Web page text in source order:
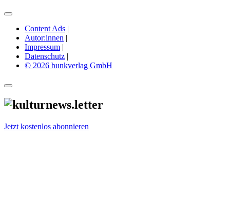
Content Ads |
Autor:innen |
Impressum |
Datenschutz |
© 2026 bunkverlag GmbH
Jetzt kostenlos abonnieren